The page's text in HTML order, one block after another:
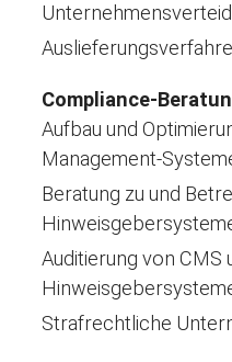
Compliance-
Aufbau und
Management-
Beratung zu und
Auditierung von CMS
Strafrechtliche